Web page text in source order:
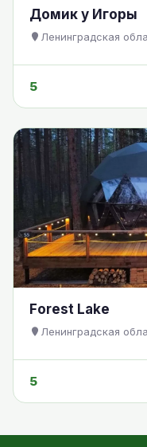
Домик у Игоры
Ленинградская
5
Forest Lake
Ленинградская
5